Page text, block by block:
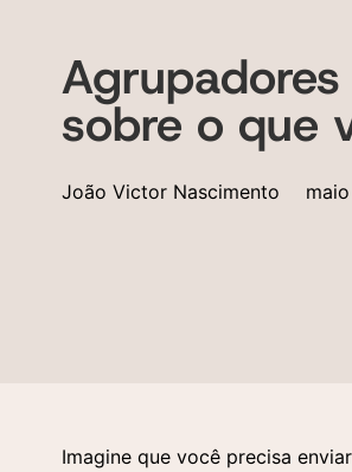
sobre o que
João Victor Nascimento
Imagine que você precisa